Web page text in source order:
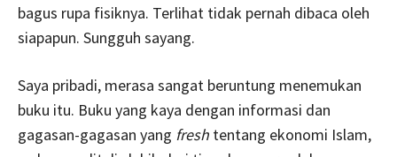
bagus rupa fisiknya. Terlihat tidak pernah dibaca oleh
siapapun. Sungguh sayang.
Saya pribadi, merasa sangat beruntung menemukan
buku itu. Buku yang kaya dengan informasi dan
gagasan-gagasan yang fresh tentang ekonomi Islam,